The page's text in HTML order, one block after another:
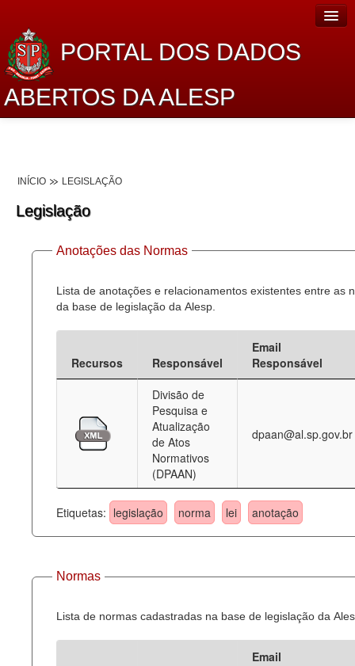
PORTAL DOS DADOS
ABERTOS DA ALESP
Dados Abertos Alesp
Lei de Acesso à Informação
Dados Governamentais Abertos
Planejamento
Deputados Estaduais
Legislação
Perguntas frequentes
Contato
INÍCIO LEGISLAÇÃO
Legislação
Anotações das Normas
Lista de anotações e relacionamentos existentes entre as
da base de legislação da Alesp.
Recursos Responsável
Email
Responsável
Divisão de
Pesquisa e
Atualização
de Atos
Normativos
(DPAAN)
dpaan@al.sp.gov.br
Etiquetas: legislação norma lei anotação
Normas
Lista de normas cadastradas na base de legislação da
Email